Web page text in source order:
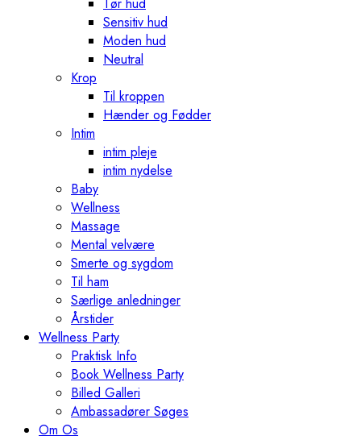
Sensitiv hud
Moden hud
Neutral
Krop
Til kroppen
Hænder og Fødder
Intim
intim pleje
intim nydelse
Baby
Wellness
Massage
Mental velvære
Smerte og sygdom
Til ham
Særlige anledninger
Årstider
Wellness Party
Praktisk Info
Book Wellness Party
Billed Galleri
Ambassadører Søges
Om Os